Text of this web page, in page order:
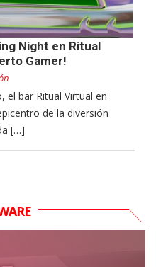
Night en Ritual
Gamer!
el bar Ritual Virtual en
de la diversión
[…]